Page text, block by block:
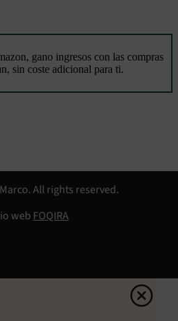
gano ingresos con las compras
sin coste adicional para ti.
All rights reserved.
web FOQIRA